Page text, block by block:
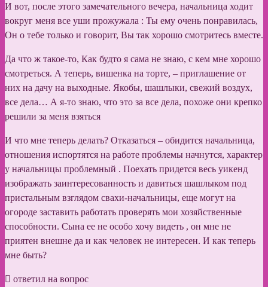
И вот, после этого замечательного вечера, начальница ходит
вокруг меня все уши прожужала : Ты ему очень понравилась,
Он о тебе только и говорит, Вы так хорошо смотритесь вместе.
Да что ж такое-то, Как будто я сама не знаю, с кем мне хорошо
смотреться. А теперь, вишенка на торте, – приглашение от
них на дачу на выходные. Якобы, шашлыки, свежий воздух,
все дела… А я-то знаю, что это за все дела, похоже они крепко
решили за меня взяться
И что мне теперь делать? Отказаться – обидится начальница,
отношения испортятся на работе проблемы начнутся, характер
у начальницы проблемный . Поехать придется весь уикенд
изображать заинтересованность и давиться шашлыком под
пристальным взглядом свахи-начальницы, еще могут на
огороде заставить работать проверять мои хозяйственные
способности. Сына ее не особо хочу видеть , он мне не
приятен внешне да и как человек не интересен. И как теперь
мне быть?
ответил на вопрос